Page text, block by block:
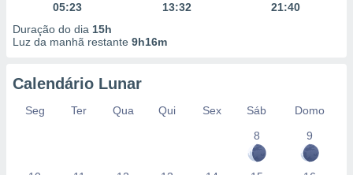
05:23
13:32
21:40
Duração do dia 15h
Luz da manhã restante 9h16m
Calendário Lunar
Seg Ter Qua Qui Sex Sáb
Domo
8
9